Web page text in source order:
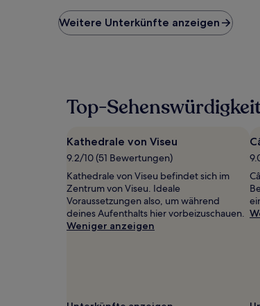
der
niedrigste
Preis
letzten
24 Stunden
einen
Aufenthalt
mit
1 Übernachtung
von
2 Erwachsenen
gefunden
wurde.
Weitere Unterkünfte anzeigen
Top-
Kathedrale von Viseu
9.2/10 (51 Bewertungen)
Kathedrale von Viseu befindet sich im
Zentrum von Viseu. Ideale
Voraussetzungen also, um während
deines Aufenthalts hier vorbeizuschauen.
Weniger anzeigen